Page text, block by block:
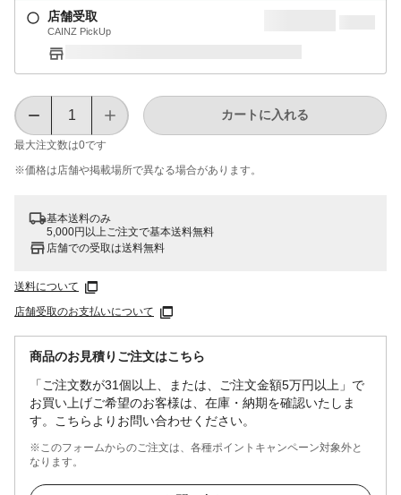
店舗受取
CAINZ PickUp
最大注文数は0です
カートに入れる
※価格は​店舗や​掲載場所で​異なる​場合が​あります。
基本送料のみ
5,000円以上ご注文で基本送料無料
店舗での受取は送料無料
送料について
店舗受取のお支払いについて
商品のお見積りご注文はこちら
「ご注文数が31個以上、または、ご注文金額5万円以上」で
お買い上げご希望のお客様は、在庫・納期を確認いたしま
す。こちらよりお問い合わせください。
※このフォームからのご注文は、各種ポイントキャンペーン対象外と
なります。